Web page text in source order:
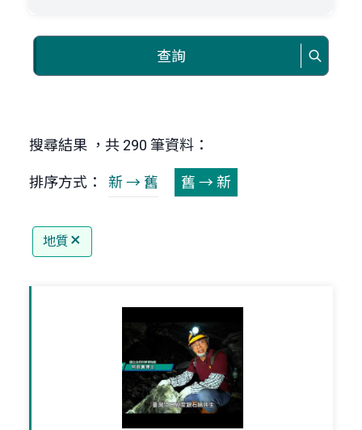
查詢
搜尋結果 ，共 290 筆資料：
排序方式： 新 → 舊 舊 → 新
地質